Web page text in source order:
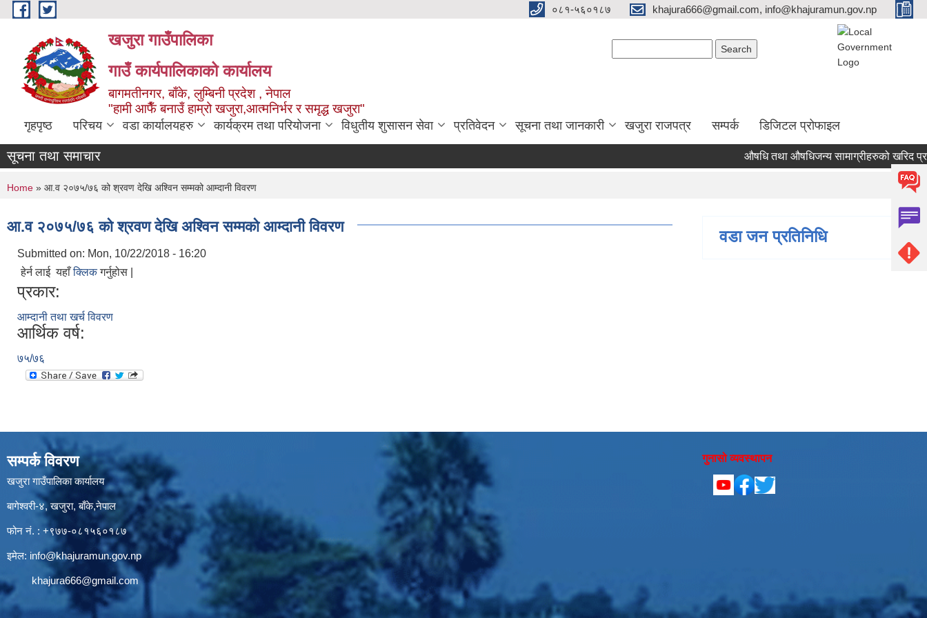
Skip to main content ०८१-५६०१८७ khajura666@gmail.com, info@khajuramun.gov.np
खजुरा गाउँपालिका
गाउँ कार्यपालिकाको कार्यालय
बागमतीनगर, बाँके, लुम्बिनी प्रदेश , नेपाल
"हामी आफैँ बनाउँ हाम्रो खजुरा,आत्मनिर्भर र समृद्ध खजुरा"
गृहपृष्ठ परिचय वडा कार्यालयहरु कार्यक्रम तथा परियोजना विधुतीय शुसासन सेवा प्रतिवेदन सूचना तथा जानकारी खजुरा राजपत्र सम्पर्क डिजिटल प्रोफाइल
सूचना तथा समाचार औषधि तथा औषधिजन्य सामाग्रीहरुको खरिद
You are here
Home » आ.व २०७५/७६ को श्रवण देखि अश्विन सम्मको आम्दानी विवरण
आ.व २०७५/७६ को श्रवण देखि अश्विन सम्मको आम्दानी विवरण
Submitted on: Mon, 10/22/2018 - 16:20
हेर्न लाई यहाँक्लिकगर्नुहोस |
प्रकार:
आम्दानी तथा खर्च विवरण
आर्थिक वर्ष:
७५/७६
वडा जन प्रतिनिधि
सम्पर्क विवरण
खजुरा गाउँपालिका कार्यालय
बागेश्वरी-४, खजुरा, बाँके,नेपाल
फोन नं. : +९७७-०८१५६०१८७
इमेल: info@khajuramun.gov.np
khajura666@gmail.com
गुनासो व्यवस्थापन